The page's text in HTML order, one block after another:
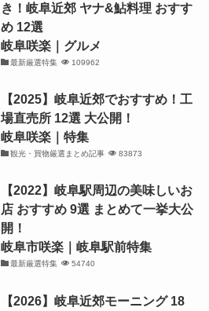
き！岐阜近郊 ヤナ&鮎料理 おすす
め 12選
岐阜咲楽｜グルメ
最新厳選特集 109962
【2025】岐阜近郊でおすすめ！工
場直売所 12選 大公開！
岐阜咲楽｜特集
観光・買物厳選まとめ記事 83873
【2022】岐阜駅周辺の美味しいお
店 おすすめ 9選 まとめて一挙大公
開！
岐阜市咲楽｜岐阜駅前特集
最新厳選特集 54740
【2026】岐阜近郊モーニング 18